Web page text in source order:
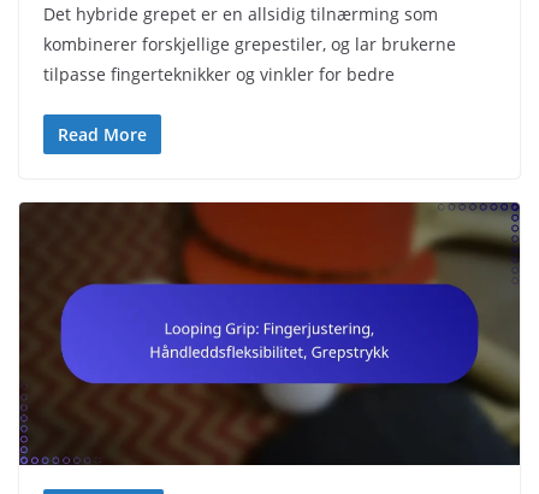
Det hybride grepet er en allsidig tilnærming som
kombinerer forskjellige grepestiler, og lar brukerne
tilpasse fingerteknikker og vinkler for bedre
Read More